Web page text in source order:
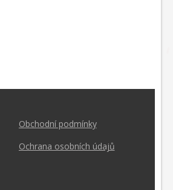
Obchodní podmínky
Ochrana osobních údajů